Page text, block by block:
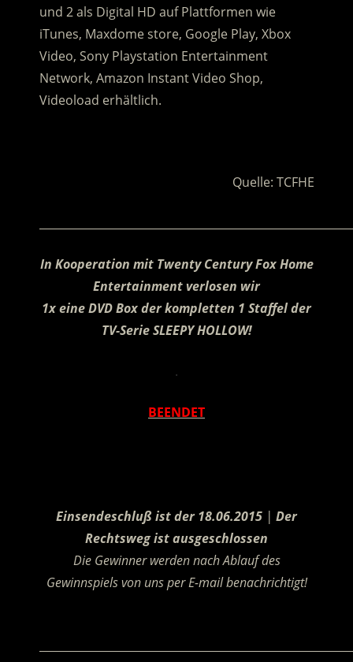
und 2 als Digital HD auf Plattformen wie
iTunes, Maxdome store, Google Play, Xbox
Video, Sony Playstation Entertainment
Network, Amazon Instant Video Shop,
Videoload erhältlich.
Quelle: TCFHE
In Kooperation mit Twenty Century Fox Home
Entertainment verlosen wir
1x eine DVD Box der kompletten 1 Staffel der
TV-Serie SLEEPY HOLLOW!
.
BEENDET
Einsendeschluß ist der 18.06.2015 | Der
Rechtsweg ist ausgeschlossen
Die Gewinner werden nach Ablauf des
Gewinnspiels von uns per E-mail benachrichtigt!